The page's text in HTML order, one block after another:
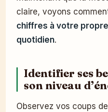
claire, voyons
chiffres à votre
quotidien.
Identifier ses
son niveau
Observez vos coups